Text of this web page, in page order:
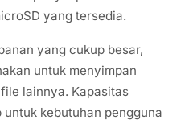
yang tersedia.
yang cukup besar,
untuk menyimpan
lainnya. Kapasitas
untuk kebutuhan pengguna